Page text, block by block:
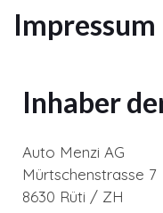
Impressum
Inhaber
Auto Menzi AG
Mürtschenstrasse 7
8630 Rüti / ZH